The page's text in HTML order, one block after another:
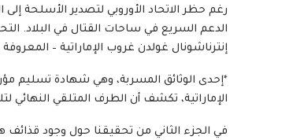
رغم حظر الاتحاد الأوروبي لتصدير الأسلحة
الدعم السريع في ساحات القتال في البلاد.
إنترناشونال غولدن غروب الإماراتية –
الإماراتية، تكشف أن الطرف المتلقي النهائي
في الجزء الثاني من تحقيقنا حول وجود